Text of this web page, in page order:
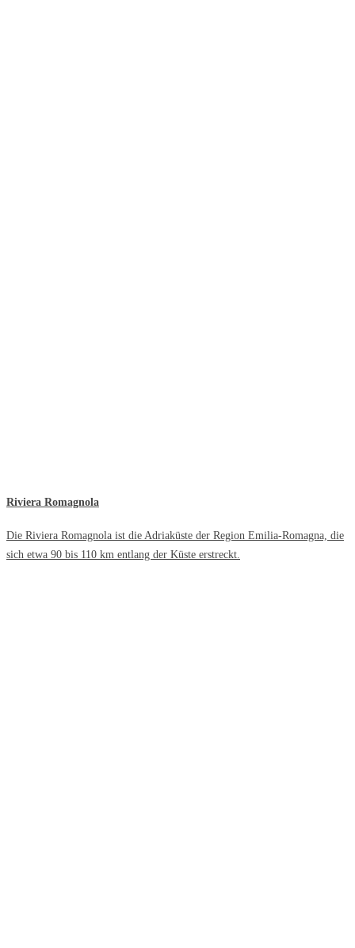
Riviera Romagnola
Die Riviera Romagnola ist die Adriaküste der Region Emilia-Romagna, die
sich etwa 90 bis 110 km entlang der Küste erstreckt.